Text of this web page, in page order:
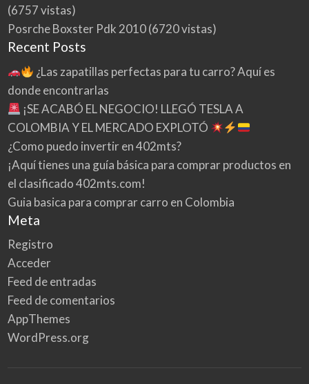
(6757 vistas)
Posrche Boxster Pdk 2010(6720 vistas)
Recent Posts
¿Las zapatillas perfectas para tu carro? Aquí es
donde encontrarlas
¡SE ACABÓ EL NEGOCIO! LLEGÓ TESLA A
COLOMBIA Y EL MERCADO EXPLOTÓ
¿Como puedo invertir en 402mts?
¡Aquí tienes una guía básica para comprar productos en
el clasificado 402mts.com!
Guia basica para comprar carro en Colombia
Meta
Registro
Acceder
Feed de entradas
Feed de comentarios
AppThemes
WordPress.org